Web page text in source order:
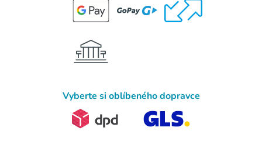
Vyberte si oblíbeného dopravce